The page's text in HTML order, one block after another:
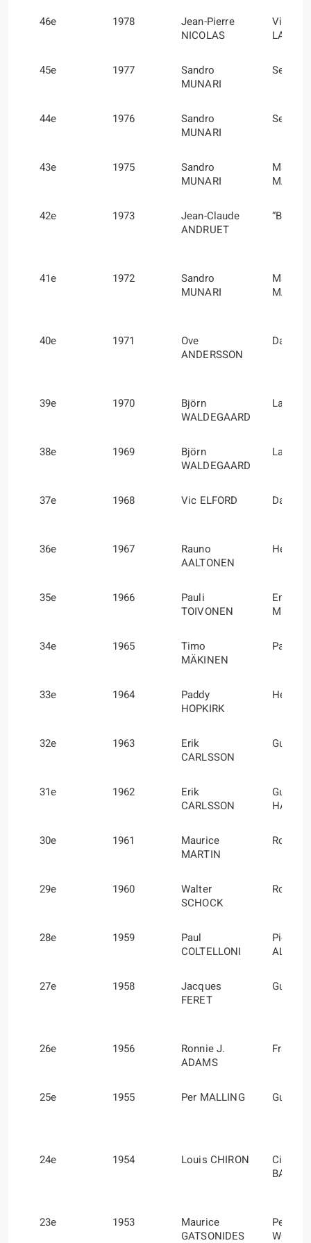
46e 1978
Jean-Pierre
NICOLAS
Vincent
45e 1977
Sandro
MUNARI
Sergio
44e 1976
Sandro
MUNARI
Sergio
43e 1975
Sandro
MUNARI
Mario
42e 1973
Jean-Claude
ANDRUET
“BICHE”
41e 1972
Sandro
MUNARI
Mario
40e 1971
Ove
ANDERSSON
David
39e 1970
Björn
WALDEGAARD
Lars
38e 1969
Björn
WALDEGAARD
Lars
37e 1968 Vic ELFORD David
36e 1967
Rauno
AALTONEN
Henry
35e 1966
Pauli
TOIVONEN
Ensio
34e 1965
Timo
MÄKINEN
Paul
33e 1964
Paddy
HOPKIRK
Henry
32e 1963
Erik
CARLSSON
Gunnar
31e 1962
Erik
CARLSSON
Gunnar
30e 1961
Maurice
MARTIN
Roger
29e 1960
Walter
SCHOCK
Rolf
28e 1959
Paul
COLTELLONI
Pierre
27e 1958
Jacques
FERET
Guy
26e 1956
Ronnie J.
ADAMS
Frank
25e 1955 Per MALLING Gunnar
24e 1954 Louis CHIRON
Ciro
23e 1953
Maurice
GATSONIDES
Peter